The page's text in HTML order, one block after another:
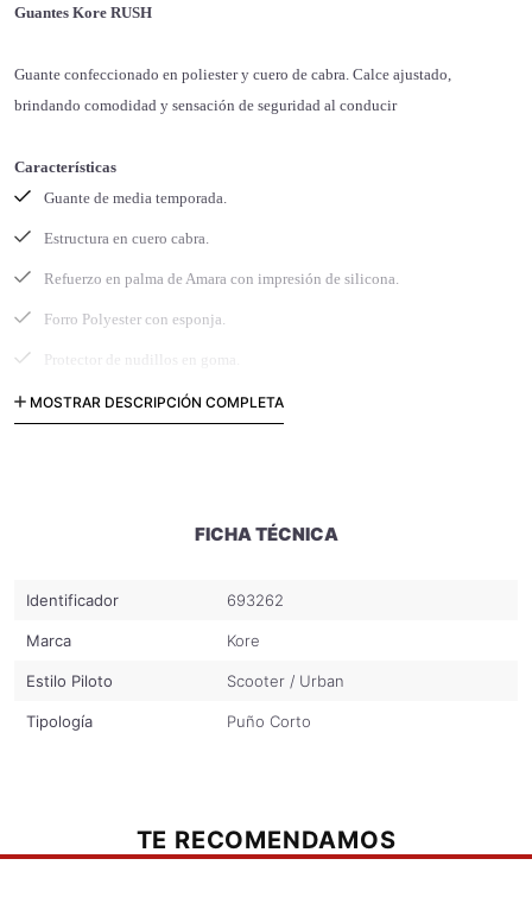
Guantes Kore RUSH
Guante confeccionado en poliester y cuero de cabra. Calce ajustado,
brindando comodidad y sensación de seguridad al conducir
Características
Guante de media temporada.
Estructura en cuero cabra.
Refuerzo en palma de Amara con impresión de silicona.
Forro Polyester con esponja.
Protector de nudillos en goma.
Sistema de ajuste preciso con Velcro.
MOSTRAR DESCRIPCIÓN COMPLETA
FICHA TÉCNICA
Identificador 693262
Marca Kore
Estilo Piloto Scooter / Urban
Tipología Puño Corto
TE RECOMENDAMOS